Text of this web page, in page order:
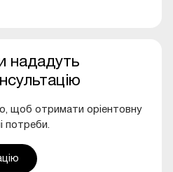
нададуть
щоб отримати оріентовну
потреби.